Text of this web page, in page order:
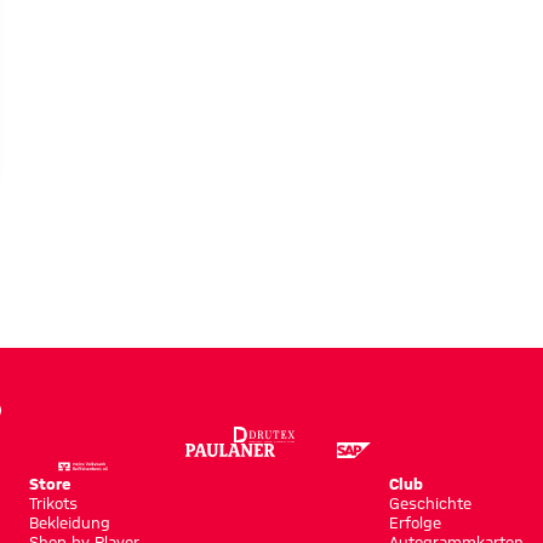
Store
Trikots
Bekleidung
Club
Geschichte
Erfolge